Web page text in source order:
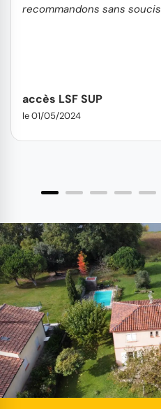
recommandons sans soucis
accès LSF SUP
le 01/05/2024